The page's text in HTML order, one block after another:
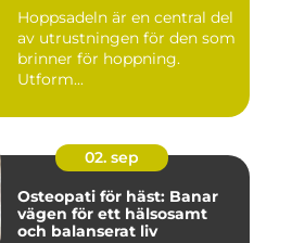
Hoppsadeln är en central del
av utrustningen för den som
brinner för hoppning.
Utform...
02. sep
Osteopati för häst: Banar
vägen för ett hälsosamt
och balanserat liv